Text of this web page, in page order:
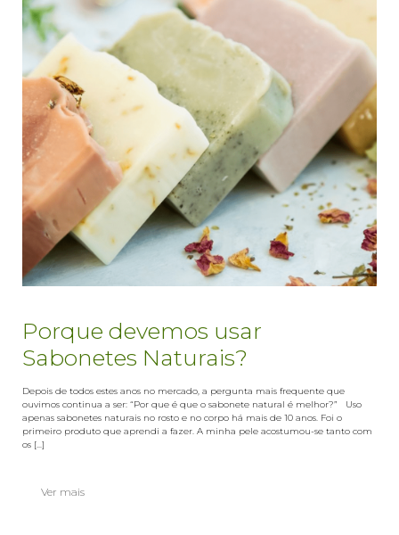
Porque devemos usar
Sabonetes Naturais?
Depois de todos estes anos no mercado, a pergunta mais frequente que
ouvimos continua a ser: “Por que é que o sabonete natural é melhor?” Uso
apenas sabonetes naturais no rosto e no corpo há mais de 10 anos. Foi o
primeiro produto que aprendi a fazer. A minha pele acostumou-se tanto com
os [...]
Ver mais